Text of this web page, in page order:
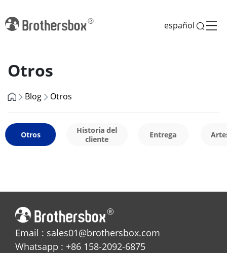
español
Otros
Blog Otros
Otros
Historia del
cliente
Entrega
Email : sales01@brothersbox.com
Whatsapp : +86 158-2092-6875